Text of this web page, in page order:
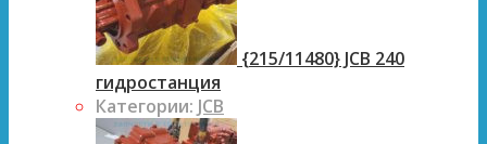
{215/11480} JCB 240
гидростанция
Категории: JCB